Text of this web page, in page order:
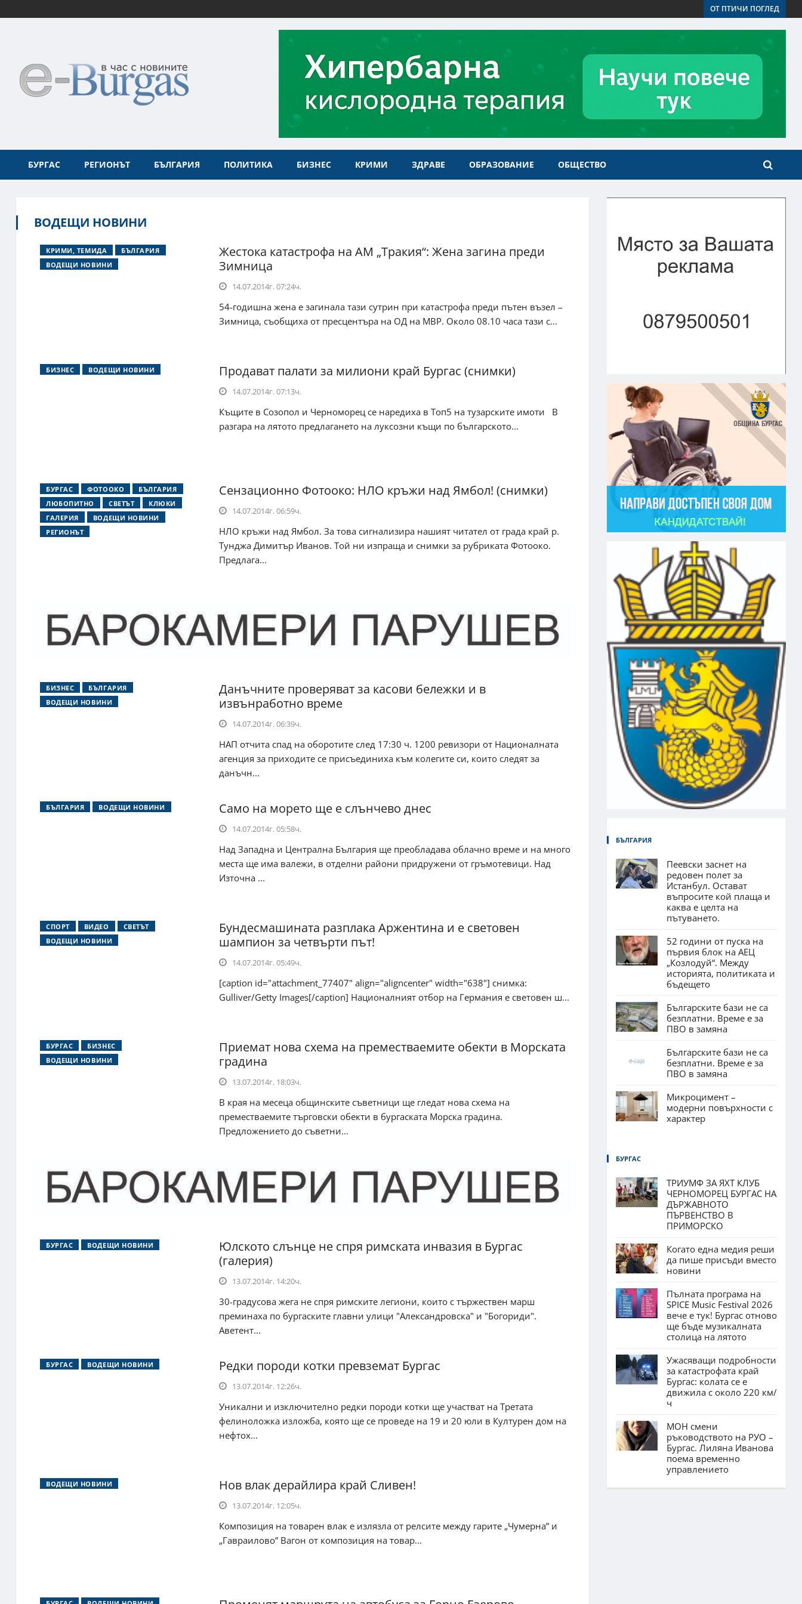
ОТ ПТИЧИ ПОГЛЕД
БУРГАС РЕГИОНЪТ БЪЛГАРИЯ ПОЛИТИКА БИЗНЕС КРИМИ ЗДРАВЕ ОБРАЗОВАНИЕ ОБЩЕСТВО
ВОДЕЩИ НОВИНИ
КРИМИ, ТЕМИДА
БЪЛГАРИЯ
ВОДЕЩИ НОВИНИ
Жестока катастрофа на АМ „Тракия“: Жена загина преди
Зимница
14.07.2014г. 07:24ч.
54-годишна жена е загинала тази сутрин при катастрофа преди пътен възел –
Зимница, съобщиха от пресцентъра на ОД на МВР. Около 08.10 часа тази с...
БИЗНЕС ВОДЕЩИ НОВИНИ Продават палати за милиони край Бургас (снимки)
14.07.2014г. 07:13ч.
Къщите в Созопол и Черноморец се наредиха в Топ5 на тузарските имоти В
разгара на лятото предлагането на луксозни къщи по българското...
БУРГАС ФОТООКО
БЪЛГАРИЯ
ЛЮБОПИТНО
СВЕТЪТ
КЛЮКИ
ГАЛЕРИЯ
ВОДЕЩИ НОВИНИ
РЕГИОНЪТ
Сензационно Фотооко: НЛО кръжи над Ямбол! (снимки)
14.07.2014г. 06:59ч.
НЛО кръжи над Ямбол. За това сигнализира нашият читател от града край р.
Тунджа Димитър Иванов. Той ни изпраща и снимки за рубриката Фотооко.
Предлага...
БИЗНЕС
БЪЛГАРИЯ
ВОДЕЩИ НОВИНИ
Данъчните проверяват за касови бележки и в
извънработно време
14.07.2014г. 06:39ч.
НАП отчита спад на оборотите след 17:30 ч. 1200 ревизори от Националната
агенция за приходите се присъединиха към колегите си, които следят за
данъчн...
БЪЛГАРИЯ ВОДЕЩИ НОВИНИ Само на морето ще е слънчево днес
14.07.2014г. 05:58ч.
Над Западна и Централна България ще преобладава облачно време и на много
места ще има валежи, в отделни райони придружени от гръмотевици. Над
Източна ...
СПОРТ ВИДЕО
СВЕТЪТ
ВОДЕЩИ НОВИНИ
Бундесмашината разплака Аржентина и е световен
шампион за четвърти път!
14.07.2014г. 05:49ч.
[caption id="attachment_77407" align="aligncenter" width="638"] снимка:
Gulliver/Getty Images[/caption] Националният отбор на Германия е световен ш...
БУРГАС
БИЗНЕС
ВОДЕЩИ НОВИНИ
Приемат нова схема на преместваемите обекти в Морската
градина
13.07.2014г. 18:03ч.
В края на месеца общинските съветници ще гледат нова схема на
преместваемите търговски обекти в бургаската Морска градина.
Предложението до съветни...
БУРГАС ВОДЕЩИ НОВИНИ
Юлското слънце не спря римската инвазия в Бургас
(галерия)
13.07.2014г. 14:20ч.
30-градусова жега не спря римските легиони, които с тържествен марш
преминаха по бургаските главни улици "Александровска" и "Богориди".
Аветент...
БУРГАС ВОДЕЩИ НОВИНИ Редки породи котки превземат Бургас
13.07.2014г. 12:26ч.
Уникални и изключително редки породи котки ще участват на Третата
фелиноложка изложба, която ще се проведе на 19 и 20 юли в Културен дом на
нефтох...
ВОДЕЩИ НОВИНИ Нов влак дерайлира край Сливен!
13.07.2014г. 12:05ч.
Композиция на товарен влак е излязла от релсите между гарите „Чумерна” и
„Гавраилово” Вагон от композиция на товар...
БЪЛГАРИЯ
Пеевски заснет на
редовен полет за
Истанбул. Остават
въпросите кой плаща и
каква е целта на
пътуването.
52 години от пуска на
първия блок на АЕЦ
„Козлодуй“. Между
историята, политиката и
бъдещето
Българските бази не са
безплатни. Време е за
ПВО в замяна
Българските бази не са
безплатни. Време е за
ПВО в замяна
Микроцимент –
модерни повърхности с
характер
БУРГАС
ТРИУМФ ЗА ЯХТ КЛУБ
ЧЕРНОМОРЕЦ БУРГАС НА
ДЪРЖАВНОТО
ПЪРВЕНСТВО В
ПРИМОРСКО
Когато една медия реши
да пише присъди вместо
новини
Пълната програма на
SPICE Music Festival 2026
вече е тук! Бургас отново
ще бъде музикалната
столица на лятото
Ужасяващи подробности
за катастрофата край
Бургас: колата се е
движила с около 220 км/
ч
МОН смени
ръководството на РУО –
Бургас. Лиляна Иванова
поема временно
управлението